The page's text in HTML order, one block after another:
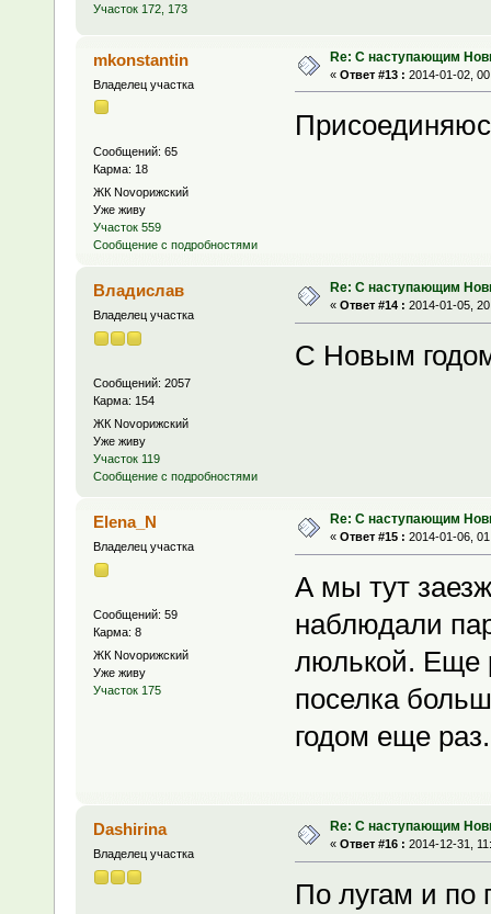
Участок 172, 173
mkonstantin
Владелец участка
Сообщений: 65
Карма: 18
ЖК Novoрижский
Уже живу
Участок 559
Сообщение с подробностями
Re: С наступающим
« Ответ #13 : 2014-01-02,
Владислав
Владелец участка
Сообщений: 2057
Карма: 154
ЖК Novoрижский
Уже живу
Участок 119
Сообщение с подробностями
Re: С наступающим
« Ответ #14 : 2014-01-05,
С Новым
Elena_N
Владелец участка
Сообщений: 59
Карма: 8
ЖК Novoрижский
Уже живу
Участок 175
Re: С наступающим
« Ответ #15 : 2014-01-06,
А мы тут
наблюдали
люлькой. Еще
поселка
годом еще
Dashirina
Владелец участка
Re: С наступающим
« Ответ #16 : 2014-12-31,
По лугам и по